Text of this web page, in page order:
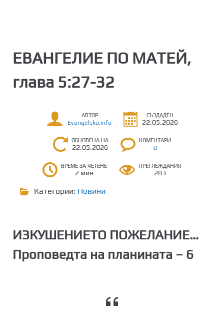
ЕВАНГЕЛИЕ ПО МАТЕЙ,
глава 5:27-32
АВТОР
Evangelsko.info
СЪЗДАДЕН
22.05.2026
ОБНОВЕНА НА
22.05.2026
КОМЕНТАРИ
0
ВРЕМЕ ЗА ЧЕТЕНЕ
2 мин
ПРЕГЛЕЖДАНИЯ
283
Категории: Новини
ИЗКУШЕНИЕТО ПОЖЕЛАНИЕ…
Проповедта на планината – 6